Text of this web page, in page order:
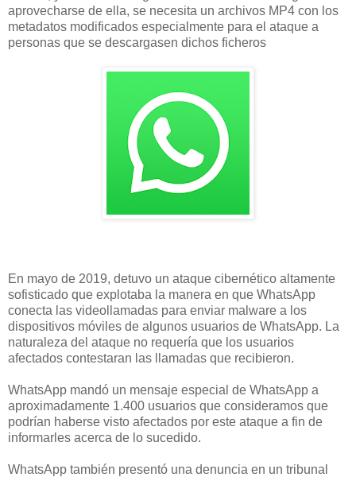
aprovecharse de ella, se necesita un archivos MP4 con los
metadatos modificados especialmente para el ataque a
personas que se descargasen dichos ficheros
En mayo de 2019, detuvo un ataque cibernético altamente
sofisticado que explotaba la manera en que WhatsApp
conecta las videollamadas para enviar malware a los
dispositivos móviles de algunos usuarios de WhatsApp. La
naturaleza del ataque no requería que los usuarios
afectados contestaran las llamadas que recibieron.
WhatsApp mandó un mensaje especial de WhatsApp a
aproximadamente 1.400 usuarios que consideramos que
podrían haberse visto afectados por este ataque a fin de
informarles acerca de lo sucedido.
WhatsApp también presentó una denuncia en un tribunal